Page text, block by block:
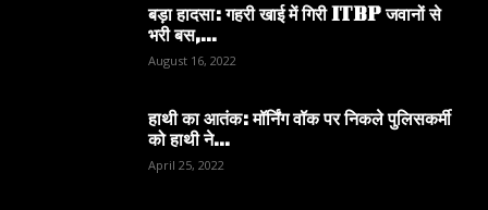
बड़ा हादसा: गहरी खाई में गिरी ITBP जवानों से
भरी बस,...
August 16, 2022
हाथी का आतंक: मॉर्निंग वॉक पर निकले पुलिसकर्मी
को हाथी ने...
April 25, 2022